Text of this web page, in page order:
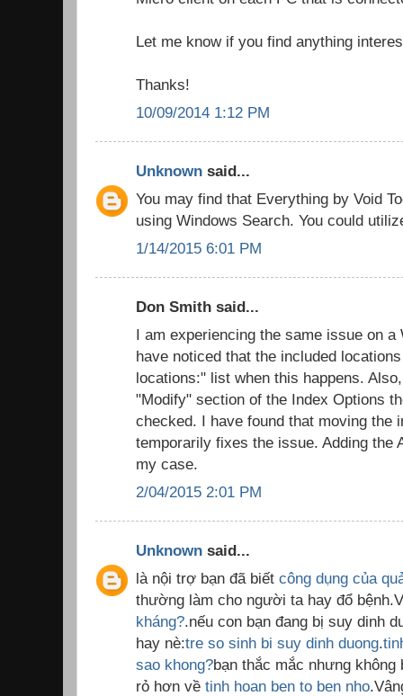
Let me know if you find anything
Thanks!
10/09/2014 1:12 PM
Unknown said...
You may find that Everything by Void
using Windows Search. You could
1/14/2015 6:01 PM
Don Smith said...
I am experiencing the same issue on
have noticed that the included
locations:" list when this happens.
"Modify" section of the Index Options
checked. I have found that moving the
temporarily fixes the issue. Adding the
my case.
2/04/2015 2:01 PM
Unknown said...
là nội trợ bạn đã biết công dụng của
thường làm cho người ta hay đổ
kháng?.nếu con bạn đang bị suy dinh
hay nè:tre so sinh bi suy dinh duong.
sao khong?bạn thắc mắc nhưng
rỏ hơn về tinh hoan ben to ben nho